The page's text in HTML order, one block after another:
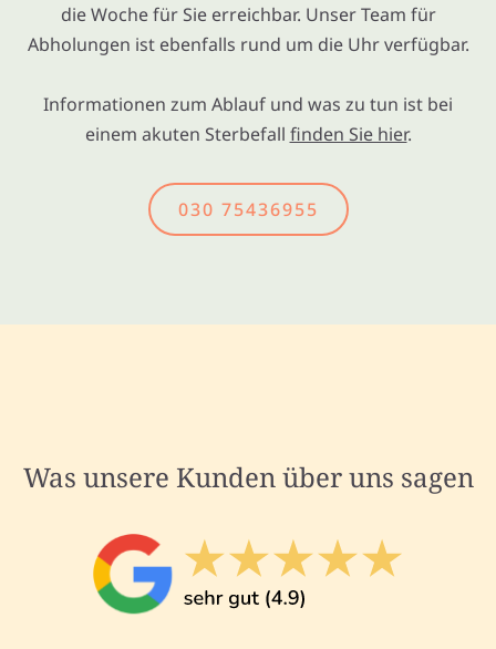
die Woche für Sie erreichbar. Unser Team für
Abholungen ist ebenfalls rund um die Uhr verfügbar.
Informationen zum Ablauf und was zu tun ist bei
einem akuten Sterbefall finden Sie hier.
030 75436955
Was unsere Kunden über uns sagen